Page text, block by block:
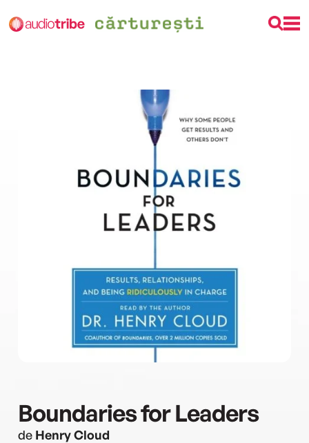
Boundaries for Leaders
de Henry Cloud